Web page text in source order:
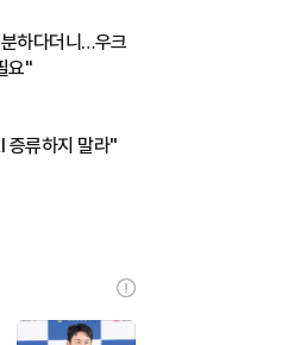
하다더니…우크
요"
증류하지 말라"